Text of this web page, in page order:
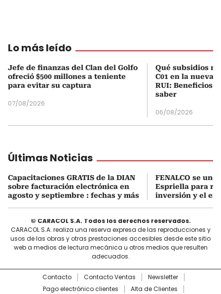
Lo más leído
Jefe de finanzas del Clan del Golfo
ofreció $500 millones a teniente
para evitar su captura
07/08/2026
Qué subsidios
C01 en la nueva
RUI: Beneficios
saber
06/08/2026
Últimas Noticias
Capacitaciones GRATIS de la DIAN
sobre facturación electrónica en
agosto y septiembre : fechas y más
FENALCO se une
Espriella para
inversión y el
© CARACOL S.A. Todos los derechos reservados.
CARACOL S.A. realiza una reserva expresa de las reproducciones y
usos de las obras y otras prestaciones accesibles desde este sitio
web a medios de lectura mecánica u otros medios que resulten
adecuados.
Contacto Contacto Ventas
Newsletter
Pago electrónico clientes
Alta de Clientes